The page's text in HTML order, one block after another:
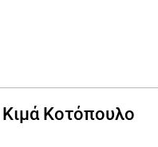
Κοτόπουλο